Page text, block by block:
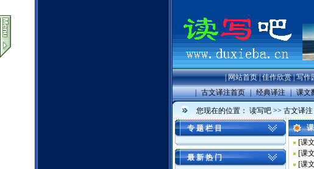
|网站首页|佳作欣赏|写作
| 古文译注首页 | 经典译注 | 课文
您现在的位置： 读写吧 >> 古文译注
专 题 栏 目
最 新 热 门
[课
[课
[课